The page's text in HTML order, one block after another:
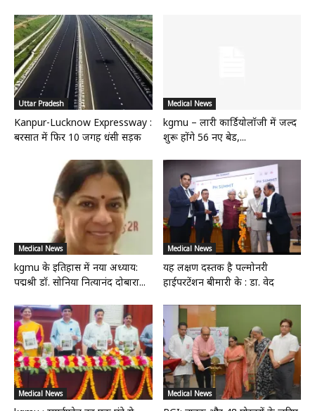
Uttar Pradesh
Kanpur-Lucknow Expressway :
बरसात में फिर 10 जगह धंसी सड़क
Medical News
kgmu – लारी कार्डियोलॉजी में जल्द
शुरू होंगे 56 नए बेड,...
Medical News
kgmu के इतिहास में नया अध्याय:
पद्मश्री डॉ. सोनिया नित्यानंद दोबारा...
Medical News
यह लक्षण दस्तक है पल्मोनरी
हाईपरटेंशन बीमारी के : डा. वेद
Medical News Medical News